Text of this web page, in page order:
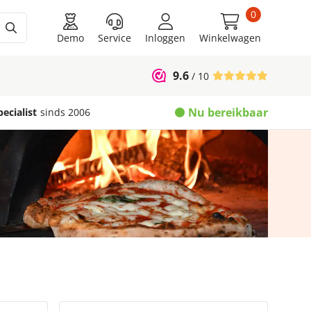
Demo Service Inloggen Winkelwagen
0
9.6 / 10
sinds 2006 Nu bereikbaar